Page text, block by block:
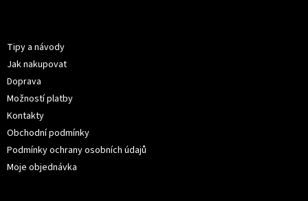
Tipy a návody
Jak nakupovat
Doprava
Možností platby
Kontakty
Obchodní podmínky
Podmínky ochrany osobních údajů
Moje objednávka